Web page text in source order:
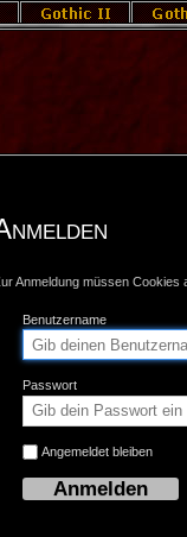
Anmeldung müssen Cookies
Benutzername
Passwort
Angemeldet bleiben